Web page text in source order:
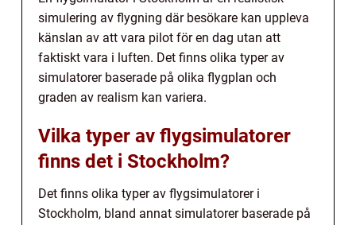
simulering av flygning där besökare kan uppleva
känslan av att vara pilot för en dag utan att
faktiskt vara i luften. Det finns olika typer av
simulatorer baserade på olika flygplan och
graden av realism kan variera.
Vilka typer av flygsimulatorer
finns det i Stockholm?
Det finns olika typer av flygsimulatorer i
Stockholm, bland annat simulatorer baserade på